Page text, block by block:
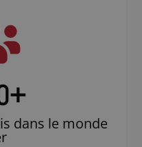
+
dans le monde